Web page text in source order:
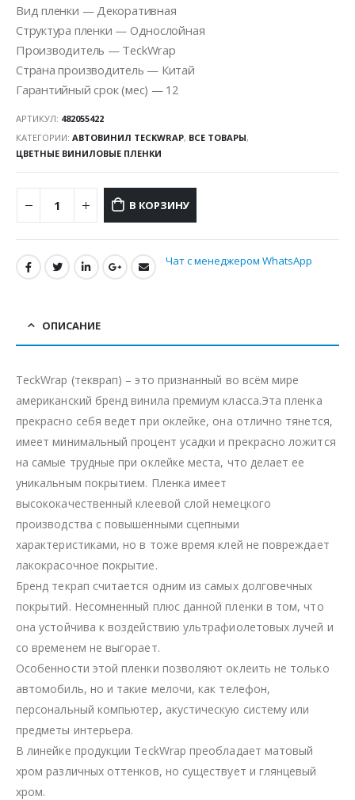
Вид пленки — Декоративная
Структура пленки — Однослойная
Производитель — TeckWrap
Страна производитель — Китай
Гарантийный срок (мес) — 12
АРТИКУЛ: 482055422
КАТЕГОРИИ: АВТОВИНИЛ TECKWRAP, ВСЕ ТОВАРЫ,
ЦВЕТНЫЕ ВИНИЛОВЫЕ ПЛЕНКИ
В КОРЗИНУ
Чат с менеджером WhatsApp
ОПИСАНИЕ
TeckWrap (текврап) – это признанный во всём мире
американский бренд винила премиум класса.Эта пленка
прекрасно себя ведет при оклейке, она отлично тянется,
имеет минимальный процент усадки и прекрасно ложится
на самые трудные при оклейке места, что делает ее
уникальным покрытием. Пленка имеет
высококачественный клеевой слой немецкого
производства с повышенными сцепными
характеристиками, но в тоже время клей не повреждает
лакокрасочное покрытие.
Бренд текрап считается одним из самых долговечных
покрытий. Несомненный плюс данной пленки в том, что
она устойчива к воздействию ультрафиолетовых лучей и
со временем не выгорает.
Особенности этой пленки позволяют оклеить не только
автомобиль, но и такие мелочи, как телефон,
персональный компьютер, акустическую систему или
предметы интерьера.
В линейке продукции TeckWrap преобладает матовый
хром различных оттенков, но существует и глянцевый
хром.